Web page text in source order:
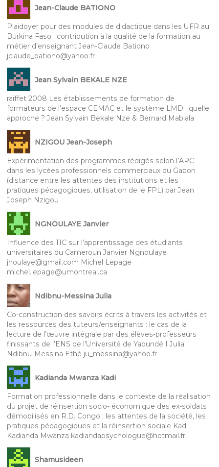
Jean-Claude BATIONO
Plaidoyer pour des modules de didactique dans les UFR au
Burkina Faso : contribution à la qualité de la formation au
métier d’enseignant Jean-Claude Bationo
jclaude_bationo@yahoo.fr
Jean Sylvain BEKALE NZE
raiffet 2008 Les établissements de formation de
formateurs de l’espace CEMAC et le système LMD : quelle
approche ? Jean Sylvain Bekale Nze & Bernard Mabiala
NZIGOU Jean-Joseph
Expérimentation des programmes rédigés selon l’APC
dans les lycées professionnels commerciaux du Gabon
(distance entre les attentes des institutions et les
pratiques pédagogiques, utilisation de le FPL) par Jean
Joseph Nzigou
NGNOULAYE Janvier
Influence des TIC sur l’apprentissage des étudiants
universitaires du Cameroun Janvier Ngnoulaye
jnoulaye@gmail.com Michel Lepage
michel.lepage@umontreal.ca
Ndibnu-Messina Julia
Co-construction des savoirs écrits à travers les activités et
les ressources des tuteurs/enseignants : le cas de la
lecture de l’œuvre intégrale par des élèves-professeurs
finissants de l’ENS de l’Université de Yaoundé I Julia
Ndibnu-Messina Ethé ju_messina@yahoo.fr
Kadianda Mwanza Kadi
Formation professionnelle dans le contexte de la réalisation
du projet de réinsertion socio- économique des ex-soldats
démobilisés en R.D. Congo : les attentes de la société, les
pratiques pédagogiques et la réinsertion sociale Kadi
Kadianda Mwanza kadiandapsychologue@hotmail.fr
Shamusideen